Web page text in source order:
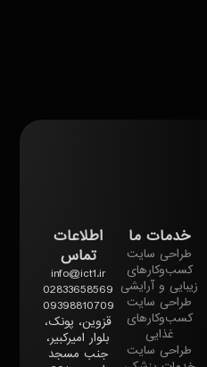
خدمات ما
طراحی سایت
کسب‌وکارهای
زیبایی و آرایشی
طراحی سایت
کسب‌وکارهای
غذایی
طراحی سایت
اطلاعات
تماس
info@ict1.ir
02833658569
09398810709
قزوین، پونک،
بلوار امیرکبیر،
جنب مسجد